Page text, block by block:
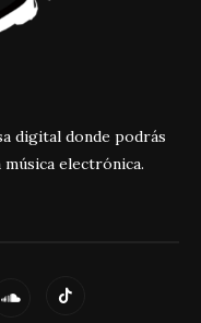
digital donde podrás
electrónica.